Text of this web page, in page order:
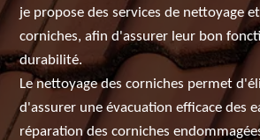
je propose des services de nettoyage
corniches, afin d'assurer leur bon
durabilité.
Le nettoyage des corniches permet
d'assurer une évacuation efficace des
réparation des corniches